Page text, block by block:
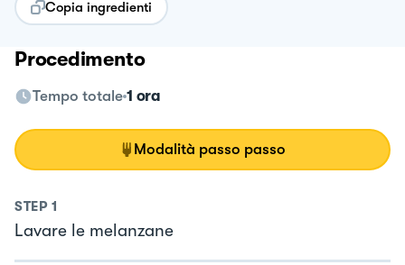
Copia ingredienti
Procedimento
Tempo totale 1 ora
Modalità passo passo
STEP 1
Lavare le melanzane